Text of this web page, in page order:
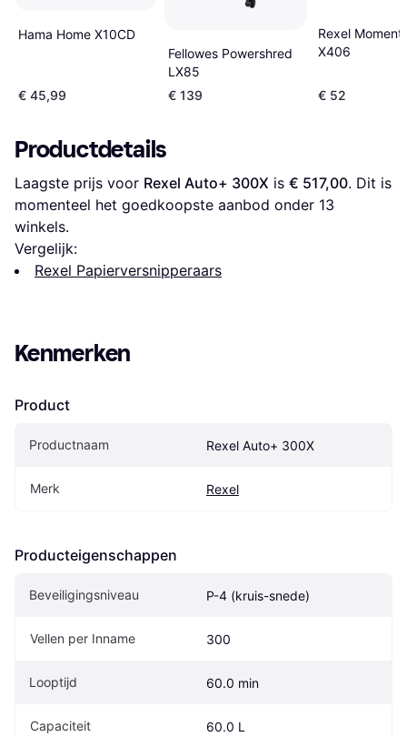
Hama Home X10CD
€ 45,99
Fellowes Powershred
LX85
€ 139
Rexel
X406
€ 52
Productdetails
Laagste prijs voor Rexel Auto+ 300X is € 517,00. Dit is
momenteel het goedkoopste aanbod onder 13
winkels.
Vergelijk:
Rexel Papierversnipperaars
Kenmerken
Product
Productnaam Rexel Auto+ 300X
Merk Rexel
Producteigenschappen
Beveiligingsniveau P-4 (kruis-snede)
Vellen per Inname 300
Looptijd 60.0 min
Capaciteit 60.0 L